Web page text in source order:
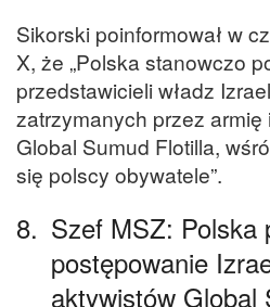
Sikorski poinformował w
X, że „Polska stanowczo
przedstawicieli władz
zatrzymanych przez
Global Sumud Flotilla,
się polscy obywatele”.
8. Szef MSZ: Polska
postępowanie
aktywistów Global